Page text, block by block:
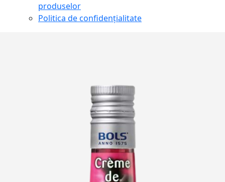
produselor
Politica de confidențialitate